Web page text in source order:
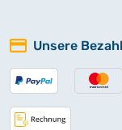
Unsere